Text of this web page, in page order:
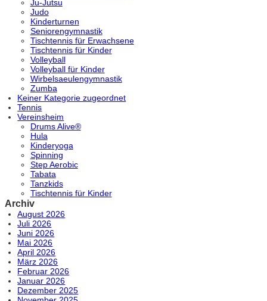
Ju-Jutsu
Judo
Kinderturnen
Seniorengymnastik
Tischtennis für Erwachsene
Tischtennis für Kinder
Volleyball
Volleyball für Kinder
Wirbelsaeulengymnastik
Zumba
Keiner Kategorie zugeordnet
Tennis
Vereinsheim
Drums Alive®
Hula
Kinderyoga
Spinning
Step Aerobic
Tabata
Tanzkids
Tischtennis für Kinder
Archiv
August 2026
Juli 2026
Juni 2026
Mai 2026
April 2026
März 2026
Februar 2026
Januar 2026
Dezember 2025